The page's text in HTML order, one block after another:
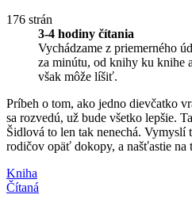
176 strán
3-4 hodiny čítania
Vychádzame z priemerného
za minútu, od knihy ku knihe
však môže líšiť.
Príbeh o tom, ako jedno dievčatko
sa rozvedú, už bude všetko lepšie.
Šidlová to len tak nenechá.
rodičov opäť dokopy, a našťastie na
Kniha
Čítaná